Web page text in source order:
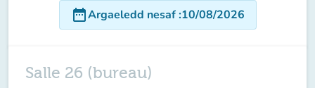
date_rangeArgaeledd nesaf:10/08/2026
Salle 26 (bureau)